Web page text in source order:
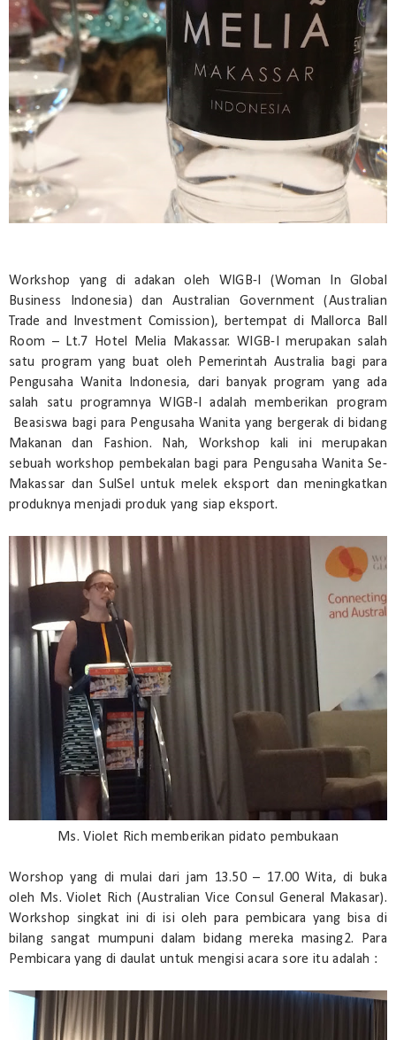
Workshop yang di adakan oleh WIGB-I (Woman In Global
Business Indonesia) dan Australian Government (Australian
Trade and Investment Comission), bertempat di Mallorca Ball
Room – Lt.7 Hotel Melia Makassar. WIGB-I merupakan salah
satu program yang buat oleh Pemerintah Australia bagi para
Pengusaha Wanita Indonesia, dari banyak program yang ada
salah satu programnya WIGB-I adalah memberikan program
Beasiswa bagi para Pengusaha Wanita yang bergerak di bidang
Makanan dan Fashion. Nah, Workshop kali ini merupakan
sebuah workshop pembekalan bagi para Pengusaha Wanita Se-
Makassar dan SulSel untuk melek eksport dan meningkatkan
produknya menjadi produk yang siap eksport.
Ms. Violet Rich memberikan pidato pembukaan
Worshop yang di mulai dari jam 13.50 – 17.00 Wita, di buka
oleh Ms. Violet Rich (Australian Vice Consul General Makasar).
Workshop singkat ini di isi oleh para pembicara yang bisa di
bilang sangat mumpuni dalam bidang mereka masing2. Para
Pembicara yang di daulat untuk mengisi acara sore itu adalah :